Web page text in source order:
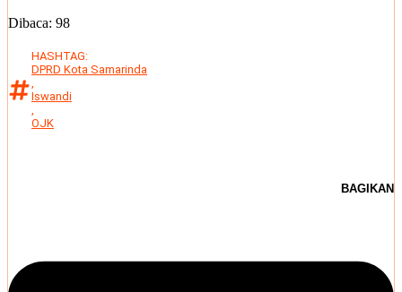
Dibaca: 98
HASHTAG:
DPRD Kota Samarinda
,
Iswandi
,
OJK
BAGIKAN